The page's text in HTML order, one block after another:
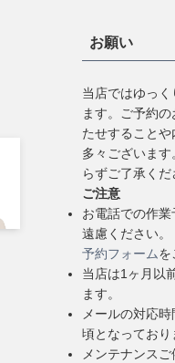
お願い
当店ではゆっ
ます。ご予約
たせすること
多々ございま
らずご了承くだ
ご注意
お電話での作
遠慮ください。
予約フォームを
当店は1ヶ月以
ます。
メールの対応
頃となっており
メンテナンス